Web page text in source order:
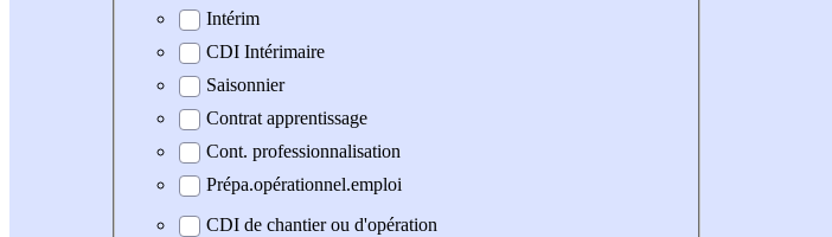
Intérim
CDI Intérimaire
Saisonnier
Contrat apprentissage
Cont. professionnalisation
Prépa.opérationnel.emploi
CDI de chantier ou d'opération